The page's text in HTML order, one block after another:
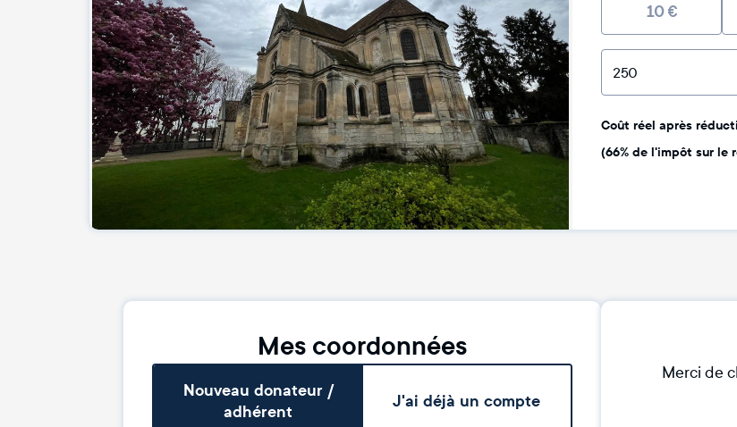
10€
Coût réel après
(66% de l'impôt sur le
Mes coordonnées
Nouveau donateur /
adhérent
J'ai déjà un compte
Merci de